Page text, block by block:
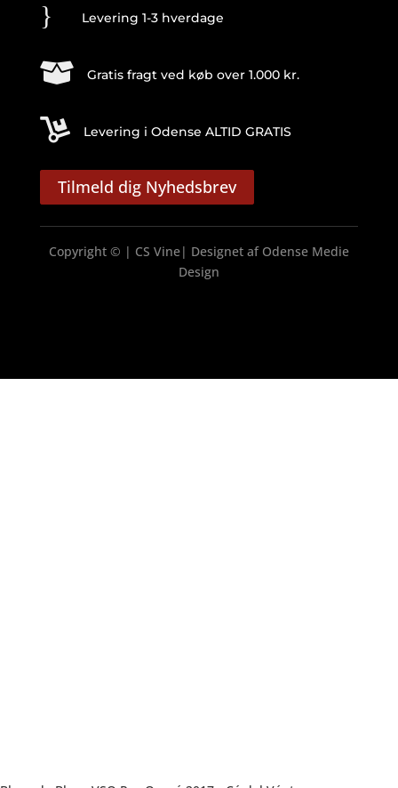
} Levering 1-3 hverdage
 Gratis fragt ved køb over 1.000 kr.
 Levering i Odense ALTID GRATIS
Tilmeld dig Nyhedsbrev
Copyright © | CS Vine| Designet af Odense Medie
Design